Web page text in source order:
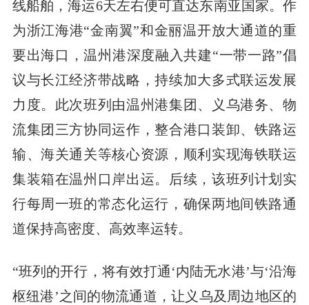
线船舶，海运6天左右便可直达东南亚国家。作
为浙江海港“金南翼”和金丽温开放大通道的重
要出海口，温州港深度融入共建“一带一路”倡
议与长江经济带战略，持续加大多式联运发展
力度。此次班列由温州港集团、义乌港务、物
流集团三方协同运作，整合港口装卸、铁路运
输、海关通关等核心资源，顺利实现海铁联运
集装箱在温州口岸出运。后续，该班列计划实
行每周一班的常态化运行，确保两地间铁路通
道保持高密度、高效率运转。
“班列的开行，将有效打通‘内陆无水港’与‘沿海
枢纽港’之间的物流通道，让义乌及周边地区的